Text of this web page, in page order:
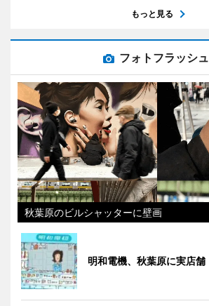
もっと見る
フォトフラッシュ
秋葉原のビルシャッターに壁画
明和電機、秋葉原に実店舗